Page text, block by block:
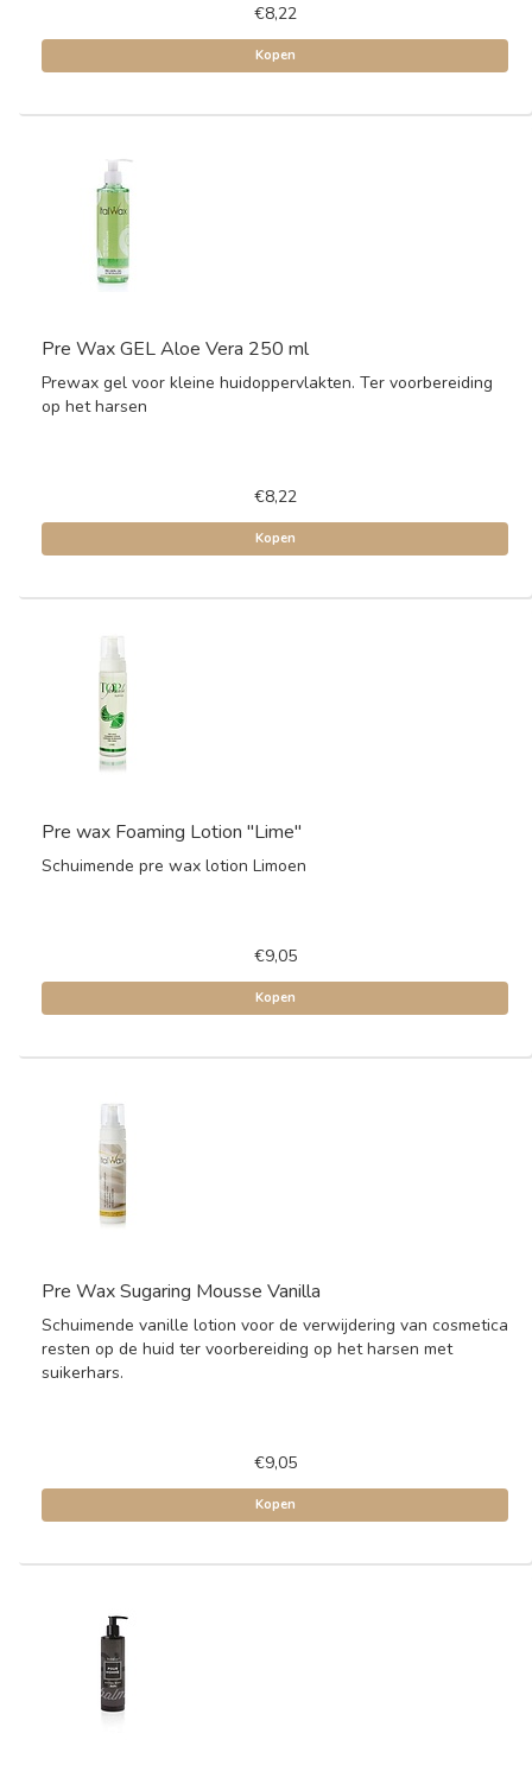
€8,22
Kopen
Pre Wax GEL Aloe Vera 250 ml
Prewax gel voor kleine huidoppervlakten. Ter voorbereiding
op het harsen
€8,22
Kopen
Pre wax Foaming Lotion "Lime"
Schuimende pre wax lotion Limoen
€9,05
Kopen
Pre Wax Sugaring Mousse Vanilla
Schuimende vanille lotion voor de verwijdering van cosmetica
resten op de huid ter voorbereiding op het harsen met
suikerhars.
€9,05
Kopen